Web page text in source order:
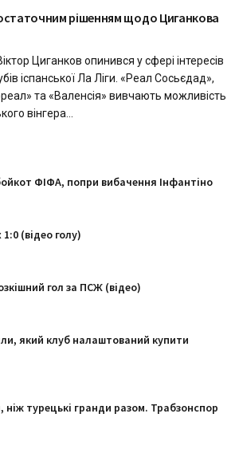
рішенням щодо Циганкова
Циганков опинився у сфері інтересів
іспанської Ла Ліги. «Реал Сосьєдад»,
та «Валенсія» вивчають можливість
вінгера...
ФІФА, попри вибачення Інфантіно
(відео голу)
гол за ПСЖ (відео)
який клуб налаштований купити
ніж турецькі гранди разом. Трабзонспор